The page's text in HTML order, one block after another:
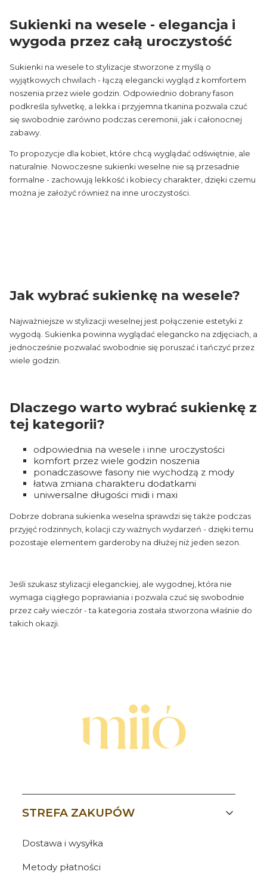
Sukienki na wesele - elegancja i
wygoda przez całą uroczystość
Sukienki na wesele to stylizacje stworzone z myślą o
wyjątkowych chwilach - łączą elegancki wygląd z komfortem
noszenia przez wiele godzin. Odpowiednio dobrany fason
podkreśla sylwetkę, a lekka i przyjemna tkanina pozwala czuć
się swobodnie zarówno podczas ceremonii, jak i całonocnej
zabawy.
To propozycje dla kobiet, które chcą wyglądać odświętnie, ale
naturalnie. Nowoczesne sukienki weselne nie są przesadnie
formalne - zachowują lekkość i kobiecy charakter, dzięki czemu
można je założyć również na inne uroczystości.
Jak wybrać sukienkę na wesele?
Najważniejsze w stylizacji weselnej jest połączenie estetyki z
wygodą. Sukienka powinna wyglądać elegancko na zdjęciach, a
jednocześnie pozwalać swobodnie się poruszać i tańczyć przez
wiele godzin.
Dlaczego warto wybrać sukienkę z
tej kategorii?
odpowiednia na wesele i inne uroczystości
komfort przez wiele godzin noszenia
ponadczasowe fasony nie wychodzą z mody
łatwa zmiana charakteru dodatkami
uniwersalne długości midi i maxi
Dobrze dobrana sukienka weselna sprawdzi się także podczas
przyjęć rodzinnych, kolacji czy ważnych wydarzeń - dzięki temu
pozostaje elementem garderoby na dłużej niż jeden sezon.
Jeśli szukasz stylizacji eleganckiej, ale wygodnej, która nie
wymaga ciągłego poprawiania i pozwala czuć się swobodnie
przez cały wieczór - ta kategoria została stworzona właśnie do
takich okazji.
Linki w stopce
STREFA ZAKUPÓW
Dostawa i wysyłka
Metody płatności